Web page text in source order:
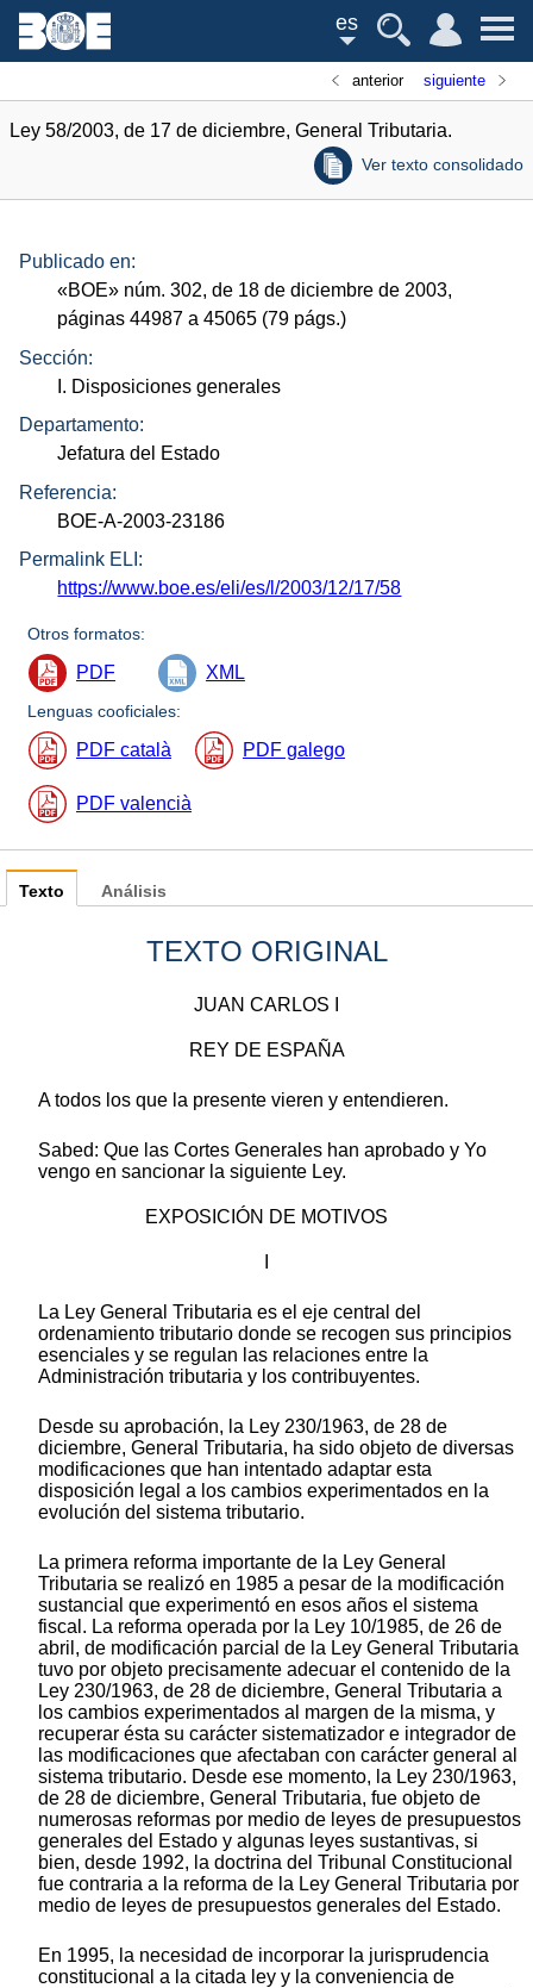
es
anterior siguiente
Ley 58/2003, de 17 de diciembre, General Tributaria.
Ver texto consolidado
Publicado en:
«BOE» núm. 302, de 18 de diciembre de 2003,
páginas 44987 a 45065 (79 págs.)
Sección:
I. Disposiciones generales
Departamento:
Jefatura del Estado
Referencia:
BOE-A-2003-23186
Permalink ELI:
https://www.boe.es/eli/es/l/2003/12/17/58
Otros formatos:
PDF XML
Lenguas cooficiales:
PDF català PDF galego
PDF valencià
Texto
TEXTO ORIGINAL
JUAN CARLOS I
REY DE ESPAÑA
A todos los que la presente vieren y entendieren.
Sabed: Que las Cortes Generales han aprobado y Yo
vengo en sancionar la siguiente Ley.
EXPOSICIÓN DE MOTIVOS
La Ley General Tributaria es el eje central del
ordenamiento tributario donde se recogen sus principios
esenciales y se regulan las relaciones entre la
Administración tributaria y los contribuyentes.
Desde su aprobación, la Ley 230/1963, de 28 de
diciembre, General Tributaria, ha sido objeto de diversas
modificaciones que han intentado adaptar esta
disposición legal a los cambios experimentados en la
evolución del sistema tributario.
La primera reforma importante de la Ley General
Tributaria se realizó en 1985 a pesar de la modificación
sustancial que experimentó en esos años el sistema
fiscal. La reforma operada por la Ley 10/1985, de 26 de
abril, de modificación parcial de la Ley General Tributaria
tuvo por objeto precisamente adecuar el contenido de la
Ley 230/1963, de 28 de diciembre, General Tributaria a
los cambios experimentados al margen de la misma, y
recuperar ésta su carácter sistematizador e integrador de
las modificaciones que afectaban con carácter general al
sistema tributario. Desde ese momento, la Ley 230/1963,
de 28 de diciembre, General Tributaria, fue objeto de
numerosas reformas por medio de leyes de presupuestos
generales del Estado y algunas leyes sustantivas, si
bien, desde 1992, la doctrina del Tribunal Constitucional
fue contraria a la reforma de la Ley General Tributaria por
medio de leyes de presupuestos generales del Estado.
En 1995, la necesidad de incorporar la jurisprudencia
constitucional a la citada ley y la conveniencia de
Análisis